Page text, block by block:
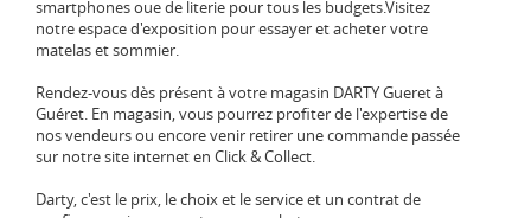
smartphones oue de literie pour tous les budgets.Visitez
notre espace d'exposition pour essayer et acheter votre
matelas et sommier.
Rendez-vous dès présent à votre magasin DARTY Gueret à
Guéret. En magasin, vous pourrez profiter de l'expertise de
nos vendeurs ou encore venir retirer une commande passée
sur notre site internet en Click & Collect.
Darty, c'est le prix, le choix et le service et un contrat de